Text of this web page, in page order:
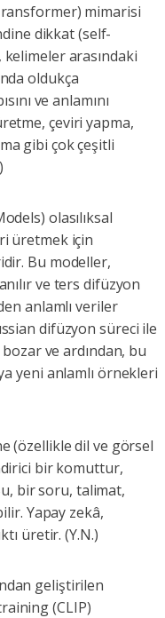
mimarisi
dikkat (self-
arasındaki
oldukça
ve anlamını
çeviri yapma,
gibi çok çeşitli
olasılıksal
üretmek için
Bu modeller,
ve ters difüzyon
anlamlı veriler
difüzyon süreci ile
ve ardından, bu
yeni anlamlı örnekleri
(özellikle dil ve görsel
bir komuttur,
bir soru, talimat,
Yapay zekâ,
üretir. (Y.N.)
geliştirilen
(CLIP)